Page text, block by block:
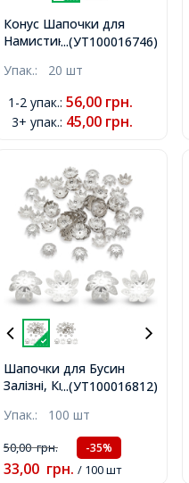
...(УТ100016746)
Конус Шапочки для
Намистин Залізні,
1мм,
Упак.: 20 шт
1-2 упак.: 56,00 грн.
3+ упак.: 45,00 грн.
...(УТ100016812)
Шапочки для Бусин
Залізні, Квітка, Срібло,
Упак.: 100 шт
50,00грн. -35%
33,00 грн. / 100 шт